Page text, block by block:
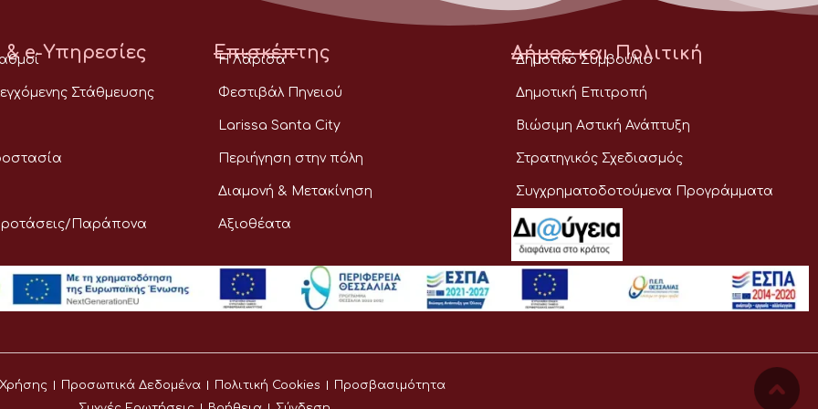
e-Υπηρεσίες
Στάθμευσης
Παράπονα
Επισκέπτης
Η Λάρισα
Φεστιβάλ Πηνειού
Larissa Santa City
Περιήγηση στην πόλη
Διαμονή & Μετακίνηση
Αξιοθέατα
Δήμος και Πολιτική
Δημοτικό Συμβούλιο
Δημοτική Επιτροπή
Βιώσιμη Αστική Ανάπτυξη
Στρατηγικός Σχεδιασμός
Συγχρηματοδοτούμενα Προγράμματα
Προσωπικά Δεδομένα Πολιτική Cookies
Προσβασιμότητα